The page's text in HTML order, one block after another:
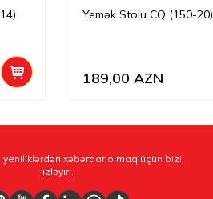
Yemək Stolu CQ (150-20)
189,00 AZN
yeniliklərdən xəbərdar olmaq üçün bizi
izləyin.